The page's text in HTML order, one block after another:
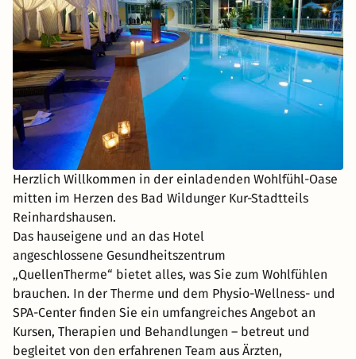
Herzlich Willkommen in der einladenden Wohlfühl-Oase
mitten im Herzen des Bad Wildunger Kur-Stadtteils
Reinhardshausen.
Das hauseigene und an das Hotel
angeschlossene Gesundheitszentrum
„QuellenTherme“ bietet alles, was Sie zum Wohlfühlen
brauchen. In der Therme und dem Physio-Wellness- und
SPA-Center finden Sie ein umfangreiches Angebot an
Kursen, Therapien und Behandlungen – betreut und
begleitet von den erfahrenen Team aus Ärzten,